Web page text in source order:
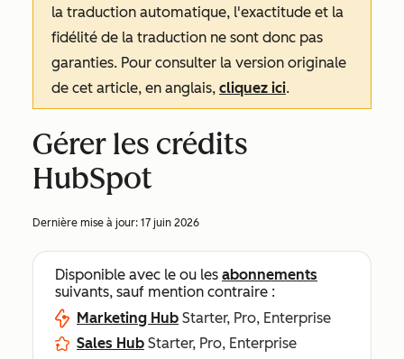
la traduction automatique, l'exactitude et la
fidélité de la traduction ne sont donc pas
garanties. Pour consulter la version originale
de cet article, en anglais, cliquez ici.
Gérer les crédits
HubSpot
Dernière mise à jour: 17 juin 2026
Disponible avec le ou les abonnements
suivants, sauf mention contraire :
Marketing Hub Starter, Pro, Enterprise
Sales Hub Starter, Pro, Enterprise